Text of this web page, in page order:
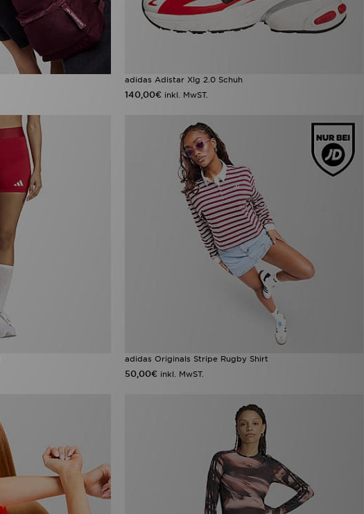
adidas Adistar Xlg 2.0 Schuh
140,00€ inkl. MwST.
adidas Originals Stripe Rugby Shirt
50,00€ inkl. MwST.